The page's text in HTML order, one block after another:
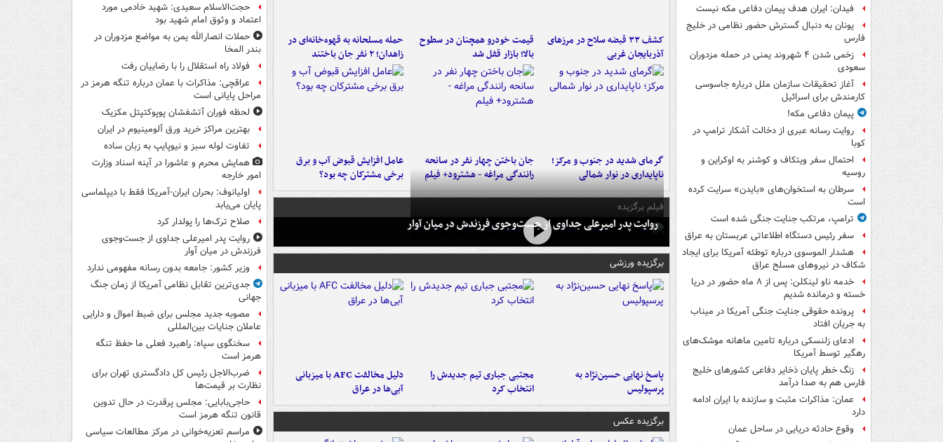
فیدان: ایران هدف پیمان دفاعی مکه نیست
یونان به دنبال گسترش حضور نظامی در خلیج
فارس
زخمی شدن ۴ شهروند یمنی در حمله مزدوران
سعودی
آغاز تحقیقات سازمان ملل درباره جاسوسی
کارمندش برای اسرائیل
پیمان دفاعی مکه!
روایت رسانه عبری از دخالت آشکار ترامپ در
کوبا
احتمال سفر ویتکاف و کوشنر به اوکراین و
روسیه
سرطان به استخوان‌های «بایدن» سرایت کرده
است
ترامپ، مرتکب جنایت جنگی شده است
سفر رئیس دستگاه اطلاعاتی عربستان به عراق
هشدار الموسوی درباره توطئه آمریکا برای ایجاد
شکاف در نیروهای مسلح عراق
خدمه ناو لینکلن: پس از ۸ ماه حضور در دریا
خسته و درمانده‌ شدیم
پرونده حقوقی جنایت جنگی آمریکا در میناب
به جریان افتاد
ادعای زلنسکی درباره تامین ماهانه موشک‌های
رهگیر توسط آمریکا
زنگ خطر پایان ذخایر دفاعی کشورهای خلیج
فارس هم به صدا درآمد
عمان: مذاکرات مثبت و سازنده با ایران ادامه
دارد
وقوع حادثه دریایی در ساحل عمان
کشف ۳۳ قبضه سلاح در مرزهای
آذربایجان غربی
قیمت خودرو همچنان در سطوح
بالا؛ بازار قفل شد
حمله مسلحانه به قهوه‌خانه‌ای در
زاهدان؛ ۲ نفر جان باختند
گرمای شدید در جنوب و مرکز؛
ناپایداری در نوار شمالی
جان باختن چهار نفر در سانحه
رانندگی مراغه - هشترود+ فیلم
عامل افزایش قبوض آب و برق
برخی مشترکان چه بود؟
فیلم برگزیده
روایت پدر امیرعلی جداوی از جست‌وجوی فرزندش در میان آوار
برگزیده ورزشی
پاسخ نهایی حسین‌نژاد به
پرسپولیس
مجتبی جباری تیم جدیدش را
انتخاب کرد
دلیل مخالفت AFC با میزبانی
آبی‌ها در عراق
برگزیده عکس
حجت‌الاسلام سعیدی: شهید خادمی مورد
اعتماد و وثوق امام شهید بود
حملات انصارالله یمن به مواضع مزدوران در
بندر المخا
فولاد راه استقلال را با رضاییان رفت
عراقچی: مذاکرات با عمان درباره تنگه هرمز در
مراحل پایانی است
لحظه فوران آتشفشان پوپوکتپتل مکزیک
بهترین مراکز خرید ورق آلومینیوم در ایران
تفاوت لوله سبز و نیوپایپ به زبان ساده
همایش محرم و عاشورا در آینه اسناد وزارت
امور خارجه
اولیانوف: بحران ایران-آمریکا فقط با دیپلماسی
پایان می‌یابد
صلاح ترک‌ها را پولدار کرد
روایت پدر امیرعلی جداوی از جست‌وجوی
فرزندش در میان آوار
وزیر کشور: جامعه بدون رسانه مفهومی ندارد
جدی‌ترین تقابل نظامی آمریکا از زمان جنگ
جهانی
مصوبه جدید مجلس برای ضبط اموال و دارایی
عاملان جنایات بین‌المللی
سخنگوی سپاه: راهبرد فعلی ما حفظ تنگه
هرمز است
ضرب‌الاجل رئیس کل دادگستری تهران برای
نظارت بر قیمت‌ها
حاجی‌بابایی: مجلس پرقدرت در حال تدوین
قانون تنگه هرمز است
مراسم تعزیه‌خوانی در مرکز مطالعات سیاسی